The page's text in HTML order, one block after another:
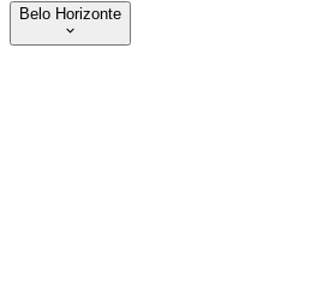
Belo Horizonte